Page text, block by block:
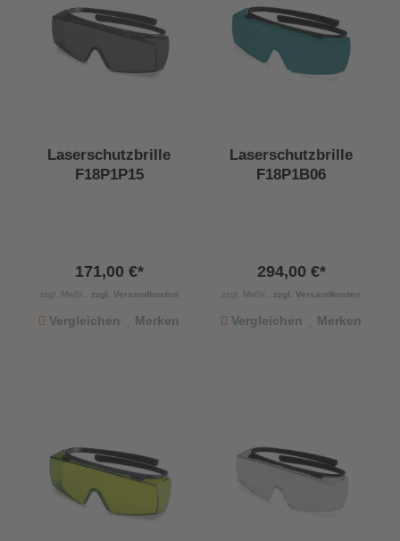
Laserschutzbrille
F18P1P15
171,00 €*
zzgl. MwSt., zzgl. Versandkosten
Vergleichen Merken
Laserschutzbrille
F18P1B06
294,00 €*
zzgl. MwSt., zzgl. Versandkosten
Vergleichen Merken